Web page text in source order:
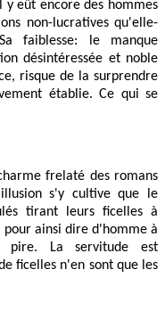
eût encore des hommes
non-lucratives qu'elle-
faiblesse: le manque
désintéressée et noble
risque de la surprendre
établie. Ce qui se
frelaté des romans
s'y cultive que le
tirant leurs ficelles à
pour ainsi dire d'homme à
La servitude est
ficelles n'en sont que les